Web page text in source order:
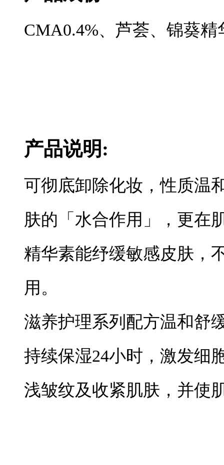
CMA0.4%、芦荟、锦葵
产品说明:
可彻底卸除化妆，性质温
肤的「水合作用」，更在
精华素能纾缓敏感皮肤，
用。
滋养护理系列配方温和舒
持续保湿24小时，激发细
浅皱纹及收紧肌肤，并使